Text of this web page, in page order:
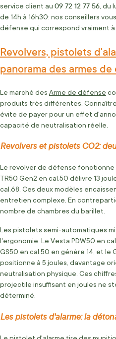
service client au 09 72 12 77 56 , du
de 14h à 16h30: nos conseillers
défense qui correspond vraiment à
Revolvers, pistolets
panorama des armes
Le marché des Arme de défense
produits très différentes.
évite de payer pour un effet
capacité de neutralisation réelle.
Revolvers et pistolets CO2:
Le revolver de défense fonctionne
TR50 Gen2 en cal.50 délivre 13
cal.68. Ces deux modèles
entretien complexe. En
nombre de chambres du barillet.
Les pistolets semi-automatiques
l'ergonomie. Le Vesta PDW50 en
GS50 en cal.50 en génère 14, et le
positionne à 5 joules, davantage
neutralisation physique. Ces
projectile insuffisant en joules ne
déterminé.
Les pistolets d'alarme: la